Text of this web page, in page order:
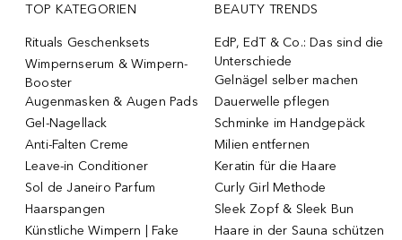
TOP KATEGORIEN
Rituals Geschenksets
Wimpernserum & Wimpern-
Booster
Augenmasken & Augen Pads
Gel-Nagellack
Anti-Falten Creme
Leave-in Conditioner
Sol de Janeiro Parfum
Haarspangen
Künstliche Wimpern | Fake
BEAUTY TRENDS
EdP, EdT & Co.: Das sind die
Unterschiede
Gelnägel selber machen
Dauerwelle pflegen
Schminke im Handgepäck
Milien entfernen
Keratin für die Haare
Curly Girl Methode
Sleek Zopf & Sleek Bun
Haare in der Sauna schützen